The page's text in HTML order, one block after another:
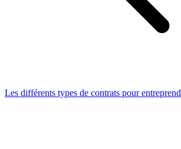
Les différents types de contrats pour